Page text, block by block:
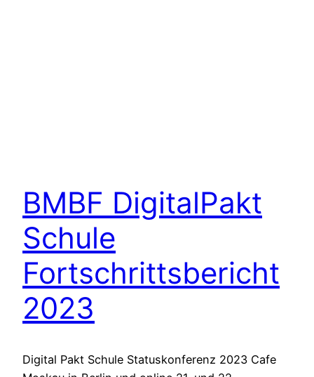
BMBF DigitalPakt
Schule
Fortschrittsbericht
2023
Digital Pakt Schule Statuskonferenz 2023 Cafe